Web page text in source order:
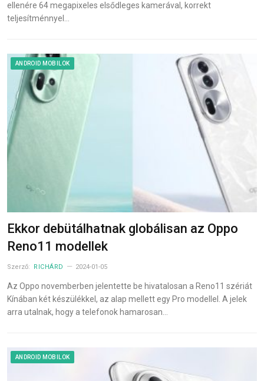
ellenére 64 megapixeles elsődleges kamerával, korrekt
teljesítménnyel…
ANDROID MOBILOK
Ekkor debütálhatnak globálisan az Oppo
Reno11 modellek
Szerző: RICHÁRD 2024-01-05
Az Oppo novemberben jelentette be hivatalosan a Reno11 szériát
Kínában két készülékkel, az alap mellett egy Pro modellel. A jelek
arra utalnak, hogy a telefonok hamarosan…
ANDROID MOBILOK